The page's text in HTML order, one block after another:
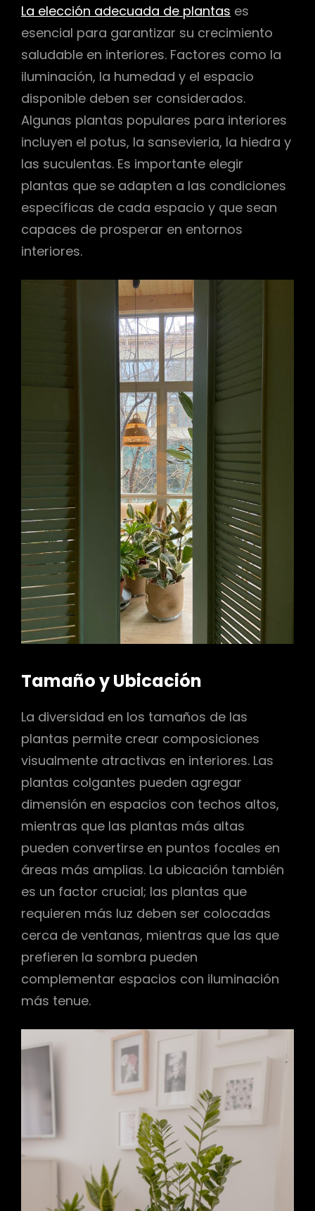
La elección adecuada de plantas es
esencial para garantizar su crecimiento
saludable en interiores. Factores como la
iluminación, la humedad y el espacio
disponible deben ser considerados.
Algunas plantas populares para interiores
incluyen el potus, la sansevieria, la hiedra y
las suculentas. Es importante elegir
plantas que se adapten a las condiciones
específicas de cada espacio y que sean
capaces de prosperar en entornos
interiores.
Tamaño y Ubicación
La diversidad en los tamaños de las
plantas permite crear composiciones
visualmente atractivas en interiores. Las
plantas colgantes pueden agregar
dimensión en espacios con techos altos,
mientras que las plantas más altas
pueden convertirse en puntos focales en
áreas más amplias. La ubicación también
es un factor crucial; las plantas que
requieren más luz deben ser colocadas
cerca de ventanas, mientras que las que
prefieren la sombra pueden
complementar espacios con iluminación
más tenue.